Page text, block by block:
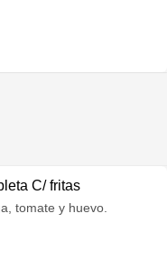
C/ fritas
tomate y huevo.